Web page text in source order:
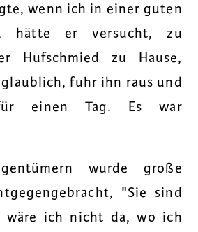
wenn ich in einer guten
hätte er versucht, zu
Hufschmied zu Hause,
fuhr ihn raus und
einen Tag. Es war
wurde große
"Sie sind
wäre ich nicht da, wo ich